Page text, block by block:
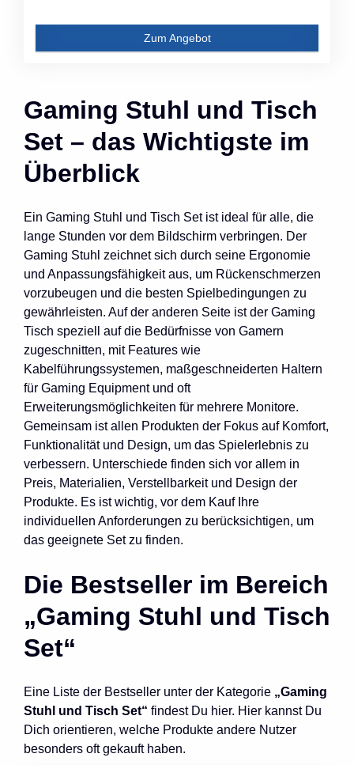
Zum Angebot
Gaming Stuhl und Tisch
Set – das Wichtigste im
Überblick
Ein Gaming Stuhl und Tisch Set ist ideal für alle, die
lange Stunden vor dem Bildschirm verbringen. Der
Gaming Stuhl zeichnet sich durch seine Ergonomie
und Anpassungsfähigkeit aus, um Rückenschmerzen
vorzubeugen und die besten Spielbedingungen zu
gewährleisten. Auf der anderen Seite ist der Gaming
Tisch speziell auf die Bedürfnisse von Gamern
zugeschnitten, mit Features wie
Kabelführungssystemen, maßgeschneiderten Haltern
für Gaming Equipment und oft
Erweiterungsmöglichkeiten für mehrere Monitore.
Gemeinsam ist allen Produkten der Fokus auf Komfort,
Funktionalität und Design, um das Spielerlebnis zu
verbessern. Unterschiede finden sich vor allem in
Preis, Materialien, Verstellbarkeit und Design der
Produkte. Es ist wichtig, vor dem Kauf Ihre
individuellen Anforderungen zu berücksichtigen, um
das geeignete Set zu finden.
Die Bestseller im Bereich
„Gaming Stuhl und Tisch
Set“
Eine Liste der Bestseller unter der Kategorie „Gaming
Stuhl und Tisch Set“ findest Du hier. Hier kannst Du
Dich orientieren, welche Produkte andere Nutzer
besonders oft gekauft haben.